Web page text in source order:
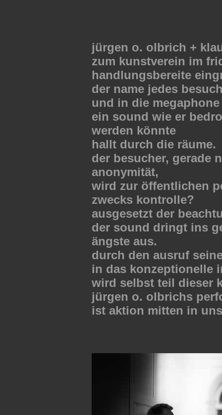
jürgen o. olbrich +
zum kunstverein im
handlungsbereite
der name jedes
und in die
ein sound wie er
werden könnte
hallt durch die räume.
der besucher, gerade
anonymität,
wird zur öffentlichen
zwecks kontrolle?
ausgesetzt der
der sound dringt ins
ängste aus.
durch den ausruf
in das konzeptionelle
wird selbst teil dieser
jürgen o. olbrichs
ist aktion mitten in